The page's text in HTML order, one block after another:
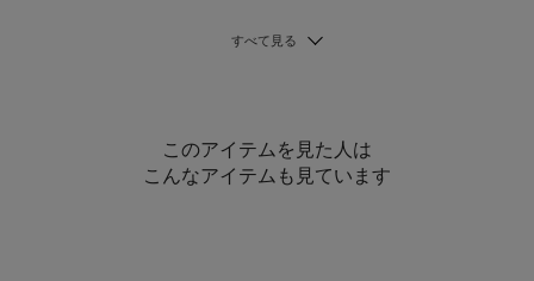
このアイテムを見た人は
こんなアイテムも見ています